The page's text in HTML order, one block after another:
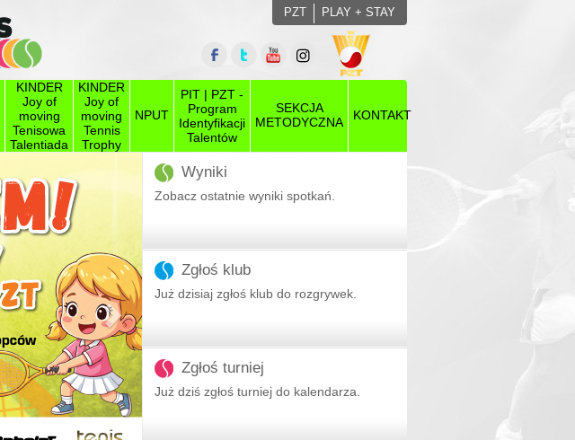
PZT PLAY + STAY
KINDER
Joy of
moving
Tenisowa
Talentiada
KINDER
Joy of
moving
Tennis
Trophy
NPUT
PIT | PZT -
Program
Identyfikacji
Talentów
SEKCJA
METODYCZNA
KONTAKT
Następny
Wyniki
Zobacz ostatnie wyniki spotkań.
Zgłoś klub
Już dzisiaj zgłoś klub do rozgrywek.
Zgłoś turniej
Już dziś zgłoś turniej do kalendarza.